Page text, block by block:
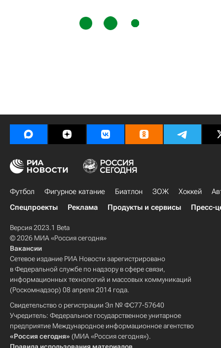
Футбол Фигурное катание Биатлон ЗОЖ Хоккей
Спецпроекты
Реклама Продукты и сервисы Пресс-
Версия 2023.1 Beta
© 2026 МИА «Россия сегодня»
Вакансии
Сетевое издание РИА Новости зарегистрировано
в Федеральной службе по надзору в сфере связи,
информационных технологий и массовых коммуникаций
(Роскомнадзор) 08 апреля 2014 года.
Свидетельство о регистрации Эл № ФС77-57640
Учредитель: Федеральное государственное унитарное
предприятие Международное информационное агентство
«Россия сегодня» (МИА «Россия сегодня»).